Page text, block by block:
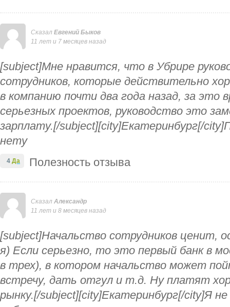
Сказал Евгений Быков
11 лет и 7 месяцев назад
[subject]Мне нравится, что в Убрире
сотрудников, которые действительно
в компанию почти два года назад, за это
серьезных проектов, руководство это
зарплату.[/subject][city]Екатеринбург[/
нету
Полезность отзыва
4 Да
Сказал Александр
11 лет и 8 месяцев назад
[subject]Начальство сотрудников ценит,
я) Если серьезно, то это первый банк в
в трех), в котором начальство может
встречу, дать отгул и т.д. Ну платят
рынку.[/subject][city]Екатеринбург[/city]Я